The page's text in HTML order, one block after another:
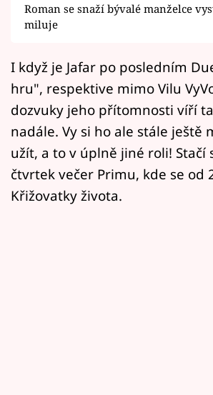
Filmový festival Karlovy
Mámy sobě
Přihlášení
Sledujte nás
Roman se snaží bývalé manželce
miluje
I když je Jafar po posledním
hru", respektive mimo Vilu
dozvuky jeho přítomnosti víří
nadále. Vy si ho ale stále ještě
užít, a to v úplně jiné roli! Stačí
čtvrtek večer Primu, kde se od
Křižovatky života.